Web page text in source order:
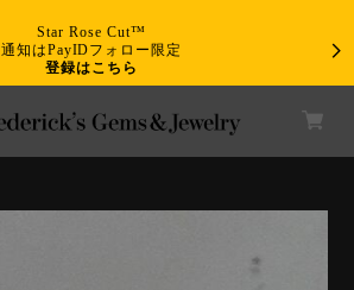
Star Rose Cut™
通知はPayIDフォロー限定
登録はこちら